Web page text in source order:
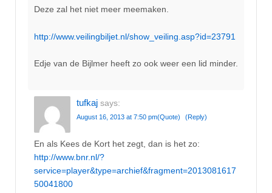
Deze zal het niet meer meemaken.
http://www.veilingbiljet.nl/show_veiling.asp?id=23791
Edje van de Bijlmer heeft zo ook weer een lid minder.
tufkaj says:
August 16, 2013 at 7:50 pm(Quote) (Reply)
En als Kees de Kort het zegt, dan is het zo:
http://www.bnr.nl/?
service=player&type=archief&fragment=2013081617
50041800